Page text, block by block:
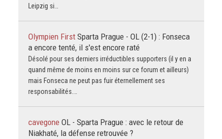
Leipzig si…
Olympien First Sparta Prague - OL (2-1) : Fonseca
a encore tenté, il s'est encore raté
Désolé pour ses derniers irréductibles supporters (il y en a
quand même de moins en moins sur ce forum et ailleurs)
mais Fonseca ne peut pas fuir éternellement ses
responsabilités.…
cavegone OL - Sparta Prague : avec le retour de
Niakhaté, la défense retrouvée ?